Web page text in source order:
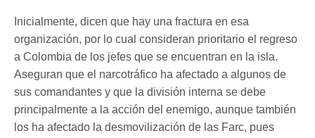
Inicialmente, dicen que hay una fractura en esa
organización, por lo cual consideran prioritario el regreso
a Colombia de los jefes que se encuentran en la isla.
Aseguran que el narcotráfico ha afectado a algunos de
sus comandantes y que la división interna se debe
principalmente a la acción del enemigo, aunque también
los ha afectado la desmovilización de las Farc, pues